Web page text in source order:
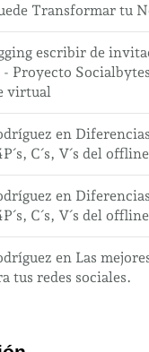
Transformar tu
escribir de
Proyecto Socialbytes
virtual
en
C´s, V´s del
en
C´s, V´s del
en Las
tus redes sociales.